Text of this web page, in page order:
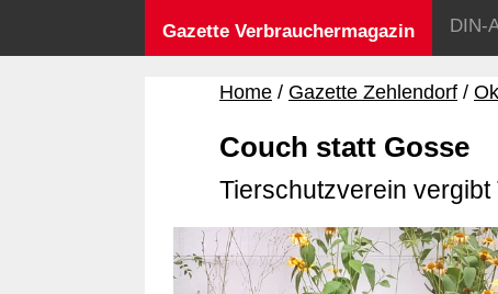
Gazette Verbrauchermagazin DIN-
Home Gazette Zehlendorf
Couch statt Gosse
Tierschutzverein